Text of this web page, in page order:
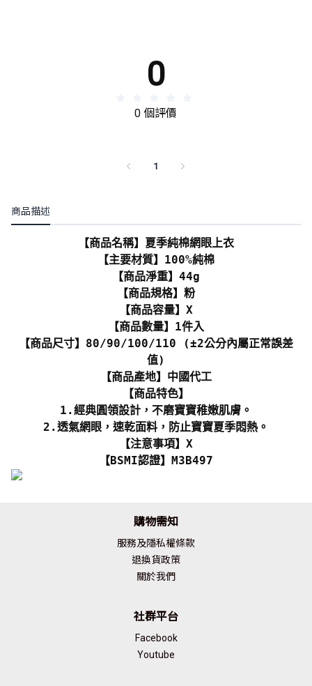
0
0 個評價
1
商品描述
【商品名稱】夏季純棉網眼上衣
【主要材質】100%純棉
【商品淨重】44g
【商品規格】粉
【商品容量】X
【商品數量】1件入
【商品尺寸】80/90/100/110 (±2公分內屬正常誤差
值)
【商品產地】中國代工
【商品特色】
1.經典圓領設計，不磨寶寶稚嫩肌膚。
2.透氣網眼，速乾面料，防止寶寶夏季悶熱。
【注意事項】X
【BSMI認證】M3B497
購物需知
服務及隱私權條款
退換貨政策
關於我們
社群平台
Facebook
Youtube